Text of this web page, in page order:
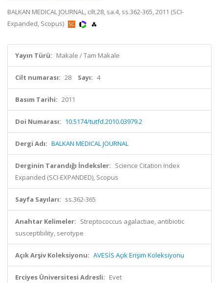
BALKAN MEDICAL JOURNAL, cilt.28, sa.4, ss.362-365, 2011 (SCI-
Expanded, Scopus)
Yayın Türü: Makale / Tam Makale
Cilt numarası: 28 Sayı: 4
Basım Tarihi: 2011
Doi Numarası: 10.5174/tutfd.2010.03979.2
Dergi Adı: BALKAN MEDICAL JOURNAL
Derginin Tarandığı İndeksler: Science Citation Index
Expanded (SCI-EXPANDED), Scopus
Sayfa Sayıları: ss.362-365
Anahtar Kelimeler: Streptococcus agalactiae, antibiotic
susceptibility, serotype
Açık Arşiv Koleksiyonu: AVESİS Açık Erişim Koleksiyonu
Erciyes Üniversitesi Adresli: Evet